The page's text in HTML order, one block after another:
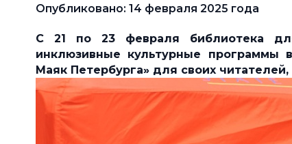
Опубликовано: 14 февраля 2025 года
С 21 по 23 февраля библиотека
инклюзивные культурные программы
Маяк Петербурга» для своих